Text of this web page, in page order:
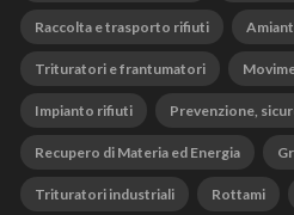
Raccolta e trasporto rifiuti
Trituratori e frantumatori
Impianto rifiuti Prevenzione,
Recupero di Materia ed Energia
Trituratori industriali Rottami